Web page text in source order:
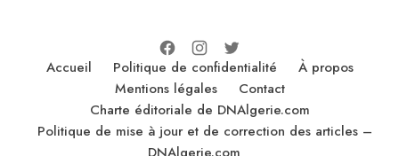
Accueil Politique de confidentialité
À propos
Mentions légales
Contact
Charte éditoriale de DNAlgerie.com
Politique de mise à jour et de correction des articles –